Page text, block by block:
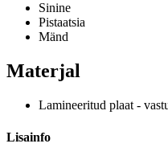
Sinine
Pistaatsia
Mänd
Materjal
Lamineeritud plaat -
Lisainfo